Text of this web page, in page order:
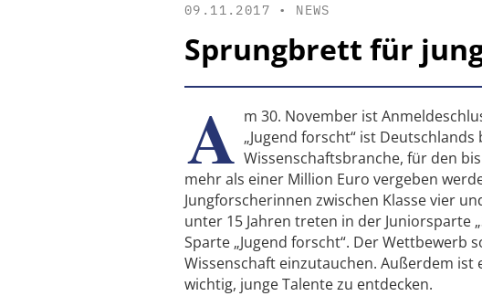
09.11.2017 • NEWS
Sprungbrett für
A m 30. November ist
„Jugend forscht“ ist
Wissenschaftsbranche, für den
mehr als einer Million Euro vergeben
Jungforscherinnen zwischen Klasse vier
unter 15 Jahren treten in der Juniorsparte
Sparte „Jugend forscht“. Der Wettbewerb
Wissenschaft einzutauchen. Außerdem ist
wichtig, junge Talente zu entdecken.